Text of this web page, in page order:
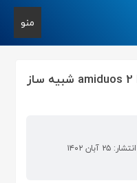
منو
دانلود amiduos 2 lollipop Pro 2.0.8.8511 شبیه ساز
۲۵ آبان ۱۴۰۲